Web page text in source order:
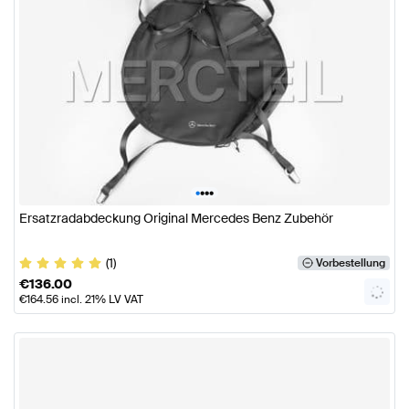
••••
Ersatzradabdeckung Original Mercedes Benz Zubehör
(1) Vorbestellung
€136.00
€164.56incl. 21% LV VAT